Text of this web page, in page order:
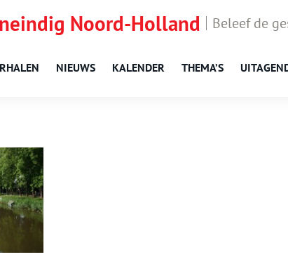
Noord-Holland Beleef de
NIEUWS KALENDER THEMA’S